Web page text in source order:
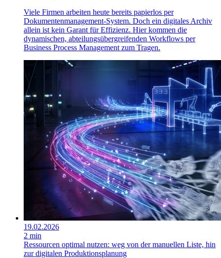
Viele Firmen arbeiten heute bereits papierlos per
Dokumentenmanagement-System. Doch ein digitales Archiv
allein ist kein Garant für Effizienz. Hier kommen die
dynamischen, abteilungsübergreifenden Workflows per
Business Process Management zum Tragen.
19.02.2026
2 min
Ressourcen optimal nutzen: weg von der manuellen Liste, hin
zur digitalen Produktionsplanung